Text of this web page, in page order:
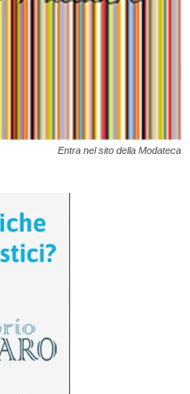
Entra nel sito della Modateca